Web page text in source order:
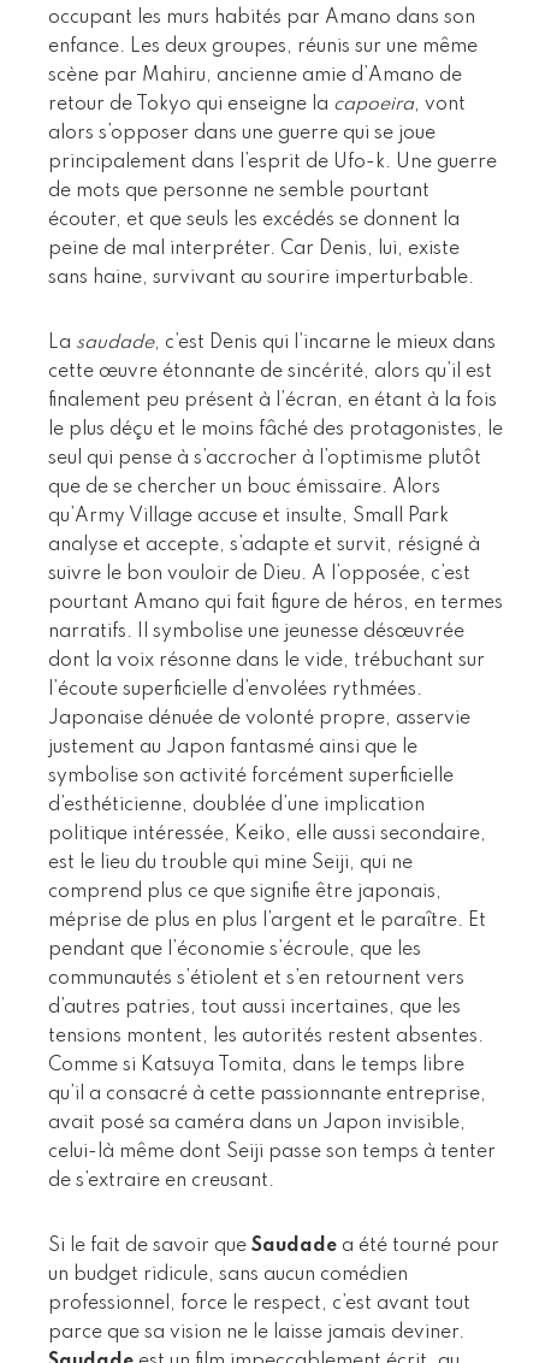
occupant les murs habités par Amano dans son
enfance. Les deux groupes, réunis sur une même
scène par Mahiru, ancienne amie d’Amano de
retour de Tokyo qui enseigne la capoeira, vont
alors s’opposer dans une guerre qui se joue
principalement dans l’esprit de Ufo-k. Une guerre
de mots que personne ne semble pourtant
écouter, et que seuls les excédés se donnent la
peine de mal interpréter. Car Denis, lui, existe
sans haine, survivant au sourire imperturbable.
La saudade, c’est Denis qui l’incarne le mieux dans
cette œuvre étonnante de sincérité, alors qu’il est
finalement peu présent à l’écran, en étant à la fois
le plus déçu et le moins fâché des protagonistes, le
seul qui pense à s’accrocher à l’optimisme plutôt
que de se chercher un bouc émissaire. Alors
qu’Army Village accuse et insulte, Small Park
analyse et accepte, s’adapte et survit, résigné à
suivre le bon vouloir de Dieu. A l’opposée, c’est
pourtant Amano qui fait figure de héros, en termes
narratifs. Il symbolise une jeunesse désœuvrée
dont la voix résonne dans le vide, trébuchant sur
l’écoute superficielle d’envolées rythmées.
Japonaise dénuée de volonté propre, asservie
justement au Japon fantasmé ainsi que le
symbolise son activité forcément superficielle
d’esthéticienne, doublée d’une implication
politique intéressée, Keiko, elle aussi secondaire,
est le lieu du trouble qui mine Seiji, qui ne
comprend plus ce que signifie être japonais,
méprise de plus en plus l’argent et le paraître. Et
pendant que l’économie s’écroule, que les
communautés s’étiolent et s’en retournent vers
d’autres patries, tout aussi incertaines, que les
tensions montent, les autorités restent absentes.
Comme si Katsuya Tomita, dans le temps libre
qu’il a consacré à cette passionnante entreprise,
avait posé sa caméra dans un Japon invisible,
celui-là même dont Seiji passe son temps à tenter
de s’extraire en creusant.
Si le fait de savoir que Saudade a été tourné pour
un budget ridicule, sans aucun comédien
professionnel, force le respect, c’est avant tout
parce que sa vision ne le laisse jamais deviner.